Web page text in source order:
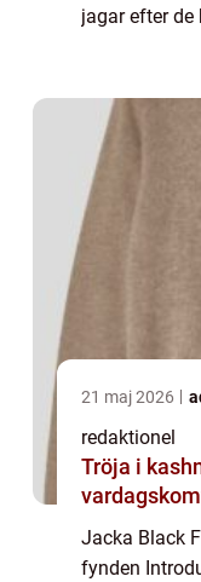
jagar efter de
21 maj 2026
redaktionel
Tröja i
Jacka Black
fynden